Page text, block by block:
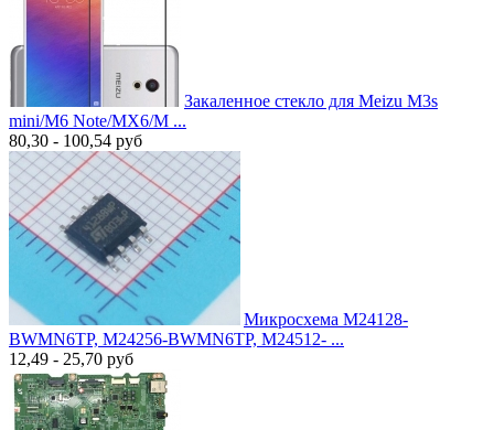
Закаленное стекло для Meizu M3s
mini/M6 Note/MX6/M ...
80,30 - 100,54 руб
Микросхема M24128-
BWMN6TP, M24256-BWMN6TP, M24512- ...
12,49 - 25,70 руб